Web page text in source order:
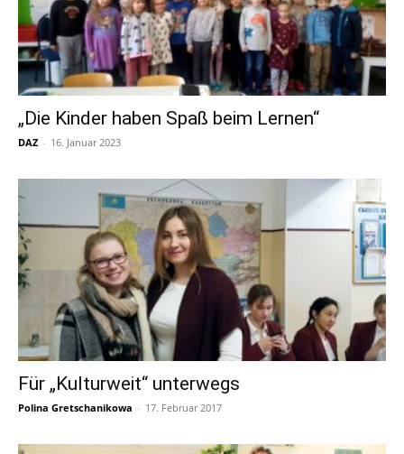
„Die Kinder haben Spaß beim Lernen“
DAZ - 16. Januar 2023
Für „Kulturweit“ unterwegs
Polina Gretschanikowa - 17. Februar 2017